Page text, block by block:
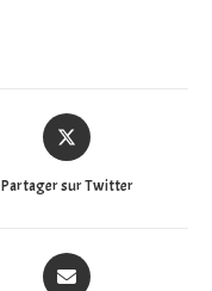
Partager sur Twitter